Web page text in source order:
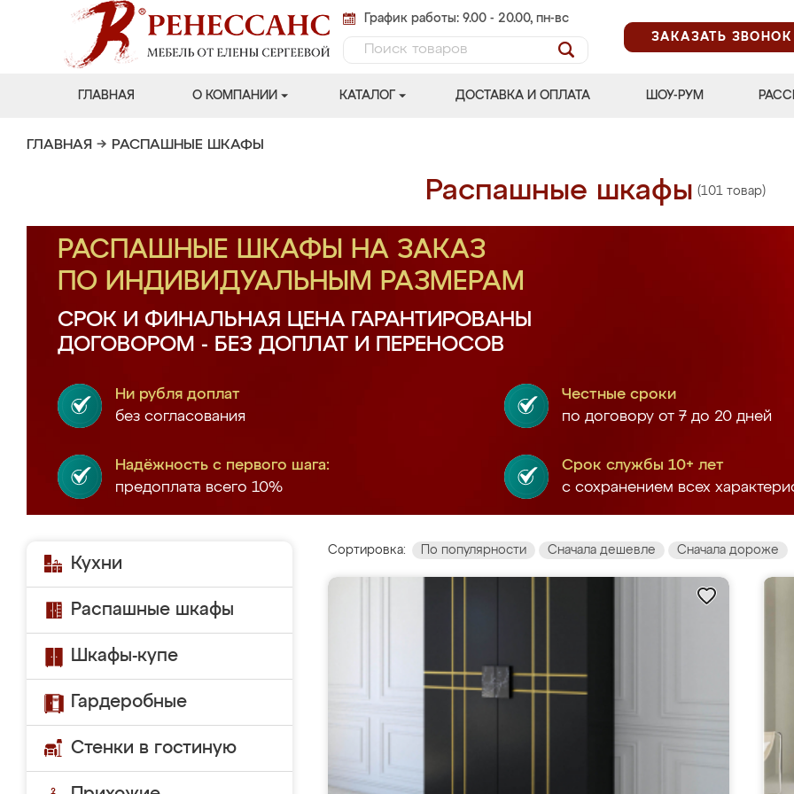
График работы: 9.00 - 20.00, пн-вс
ЗАКАЗАТЬ ЗВОНОК
ГЛАВНАЯ О КОМПАНИИ КАТАЛОГ ДОСТАВКА И ОПЛАТА ШОУ-РУМ
ГЛАВНАЯ → РАСПАШНЫЕ ШКАФЫ
Распашные шкафы (101 товар)
РАСПАШНЫЕ ШКАФЫ НА ЗАКАЗ
ПО ИНДИВИДУАЛЬНЫМ РАЗМЕРАМ
СРОК И ФИНАЛЬНАЯ ЦЕНА ГАРАНТИРОВАНЫ
ДОГОВОРОМ - БЕЗ ДОПЛАТ И ПЕРЕНОСОВ
Ни рубля доплат
без согласования
Честные сроки
по договору от 7 до 20 дней
Надёжность с первого шага:
предоплата всего 10%
Срок службы 10+ лет
с сохранением всех
Кухни
Распашные шкафы
Шкафы-купе
Гардеробные
Стенки в гостиную
Сортировка: По популярности Сначала дешевле Сначала дороже